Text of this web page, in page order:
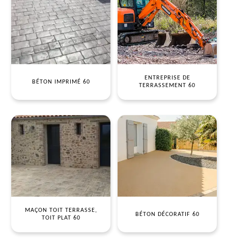
BÉTON IMPRIMÉ 60
ENTREPRISE DE
TERRASSEMENT 60
MAÇON TOIT TERRASSE,
TOIT PLAT 60
BÉTON DÉCORATIF 60